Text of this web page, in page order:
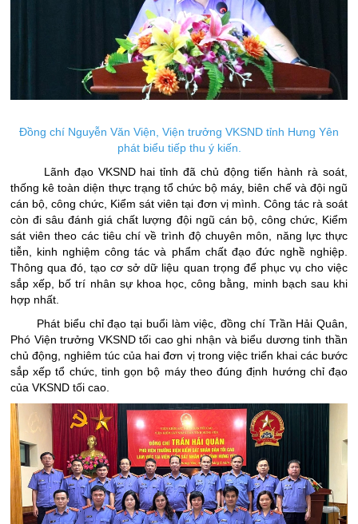
Đồng chí Nguyễn Văn Viện, Viện trưởng VKSND tỉnh Hưng Yên
phát biểu tiếp thu ý kiến.
Lãnh đạo VKSND hai tỉnh đã chủ động tiến hành rà soát,
thống kê toàn diện thực trạng tổ chức bộ máy, biên chế và đội ngũ
cán bộ, công chức, Kiểm sát viên tại đơn vị mình. Công tác rà soát
còn đi sâu đánh giá chất lượng đội ngũ cán bộ, công chức, Kiểm
sát viên theo các tiêu chí về trình độ chuyên môn, năng lực thực
tiễn, kinh nghiệm công tác và phẩm chất đạo đức nghề nghiệp.
Thông qua đó, tạo cơ sở dữ liệu quan trọng để phục vụ cho việc
sắp xếp, bố trí nhân sự khoa học, công bằng, minh bạch sau khi
hợp nhất.
Phát biểu chỉ đạo tại buổi làm việc, đồng chí Trần Hải Quân,
Phó Viện trưởng VKSND tối cao ghi nhận và biểu dương tinh thần
chủ động, nghiêm túc của hai đơn vị trong việc triển khai các bước
sắp xếp tổ chức, tinh gọn bộ máy theo đúng định hướng chỉ đạo
của VKSND tối cao.